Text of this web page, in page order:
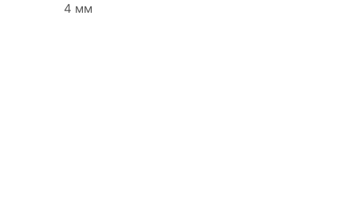
4 мм